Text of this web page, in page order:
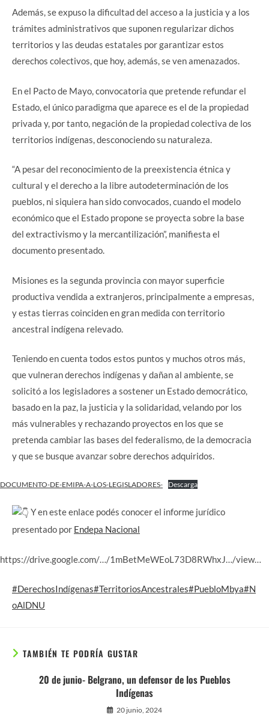
Además, se expuso la dificultad del acceso a la justicia y a los
trámites administrativos que suponen regularizar dichos
territorios y las deudas estatales por garantizar estos
derechos colectivos, que hoy, además, se ven amenazados.
En el Pacto de Mayo, convocatoria que pretende refundar el
Estado, el único paradigma que aparece es el de la propiedad
privada y, por tanto, negación de la propiedad colectiva de los
territorios indígenas, desconociendo su naturaleza.
“A pesar del reconocimiento de la preexistencia étnica y
cultural y el derecho a la libre autodeterminación de los
pueblos, ni siquiera han sido convocados, cuando el modelo
económico que el Estado propone se proyecta sobre la base
del extractivismo y la mercantilización”, manifiesta el
documento presentado.
Misiones es la segunda provincia con mayor superficie
productiva vendida a extranjeros, principalmente a empresas,
y estas tierras coinciden en gran medida con territorio
ancestral indígena relevado.
Teniendo en cuenta todos estos puntos y muchos otros más,
que vulneran derechos indígenas y dañan al ambiente, se
solicitó a los legisladores a sostener un Estado democrático,
basado en la paz, la justicia y la solidaridad, velando por los
más vulnerables y rechazando proyectos en los que se
pretenda cambiar las bases del federalismo, de la democracia
y que se busque avanzar sobre derechos adquiridos.
DOCUMENTO-DE-EMIPA-A-LOS-LEGISLADORES- Descarga
Y en este enlace podés conocer el informe jurídico
presentado por Endepa Nacional
https://drive.google.com/…/1mBetMeWEoL73D8RWhxJ…/view…
#DerechosIndígenas#TerritoriosAncestrales#PuebloMbya#N
oAlDNU
TAMBIÉN TE PODRÍA GUSTAR
20 de junio- Belgrano, un defensor de los Pueblos
Indígenas
20 junio, 2024